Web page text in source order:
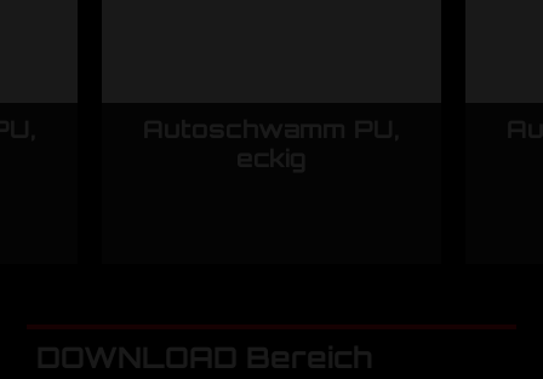
DOWNLOAD Bereich